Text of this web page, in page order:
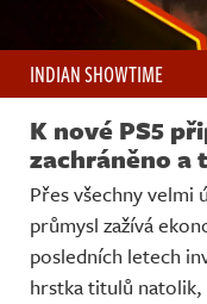
INDIAN SHOWTIME
K nové PS5
zachráněno a
Přes všechny velmi
průmysl zažívá
posledních letech
hrstka titulů natolik,